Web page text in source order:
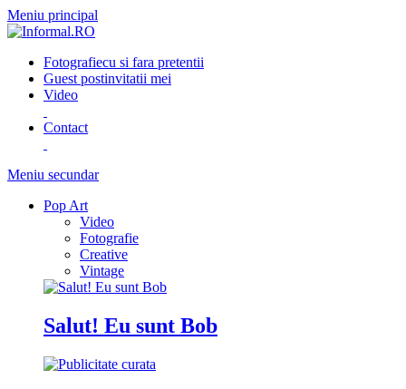
Meniu principal
Fotografiecu si fara pretentii
Guest postinvitatii mei
Video
Contact
Meniu secundar
Pop Art
Video
Fotografie
Creative
Vintage
Salut! Eu sunt Bob